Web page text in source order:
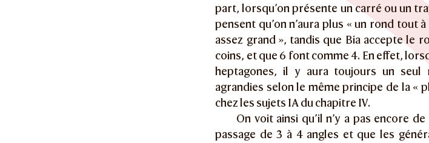
part, lorsqu’on présente un carré ou un
pensent qu’on n’aura plus « un rond tout
assez grand », tandis que Bia accepte le
coins, et que 6 font comme 4. En effet,
heptagones, il y aura toujours un
agrandies selon le même principe de la «
chez les sujets IA du chapitre IV.
On voit ainsi qu’il n’y a pas encore
passage de 3 à 4 angles et que les